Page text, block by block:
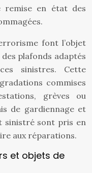
remise en état des
font l’objet
plafonds adaptés
sinistres. Cette
commises
grèves ou
de gardiennage et
sinistré sont pris en
aux réparations.
et objets de